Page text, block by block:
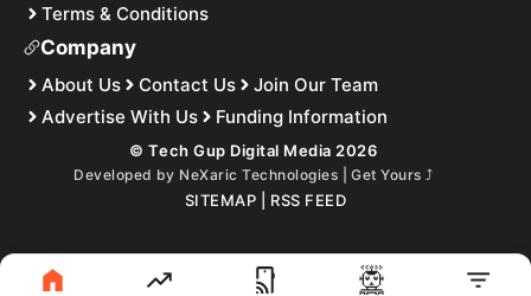
Terms & Conditions
Company
About Us Contact Us
Join Our Team
Advertise With Us
Funding Information
© Tech Gup Digital Media 2026
Developed by NeXaric Technologies | Get Yours ⤴︎
SITEMAP RSS FEED